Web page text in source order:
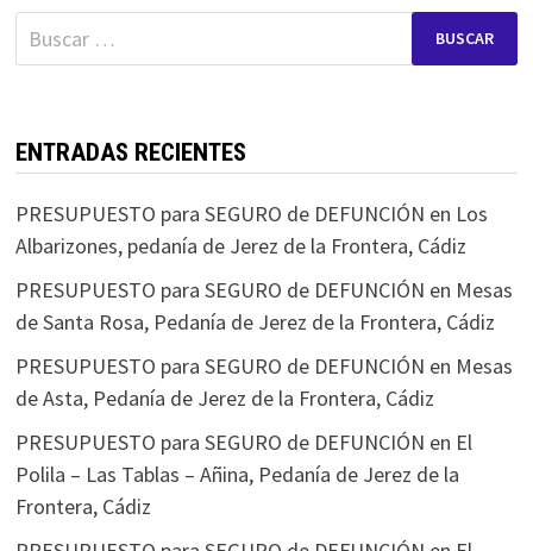
Buscar:
ENTRADAS RECIENTES
PRESUPUESTO para SEGURO de DEFUNCIÓN en Los
Albarizones, pedanía de Jerez de la Frontera, Cádiz
PRESUPUESTO para SEGURO de DEFUNCIÓN en Mesas
de Santa Rosa, Pedanía de Jerez de la Frontera, Cádiz
PRESUPUESTO para SEGURO de DEFUNCIÓN en Mesas
de Asta, Pedanía de Jerez de la Frontera, Cádiz
PRESUPUESTO para SEGURO de DEFUNCIÓN en El
Polila – Las Tablas – Añina, Pedanía de Jerez de la
Frontera, Cádiz